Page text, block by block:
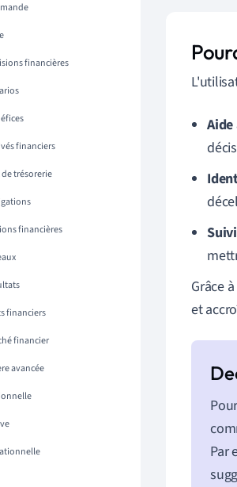
financières
financiers
trésorerie
financières
financiers
financier
avancée
Aide
Grâce
et
Par